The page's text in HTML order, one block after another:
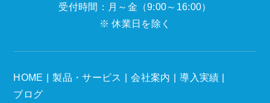
受付時間：月～金（9:00～16:00）
※ 休業日を除く
HOME 製品・サービス 会社案内
導入実績
ブログ